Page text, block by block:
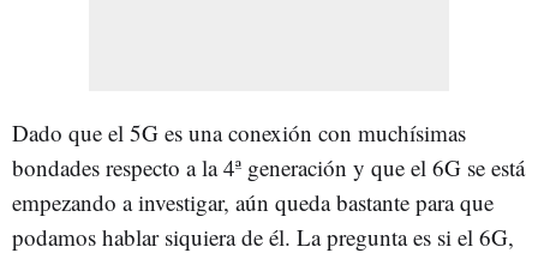
Dado que el 5G es una conexión con muchísimas
bondades respecto a la 4ª generación y que el 6G se está
empezando a investigar, aún queda bastante para que
podamos hablar siquiera de él. La pregunta es si el 6G,